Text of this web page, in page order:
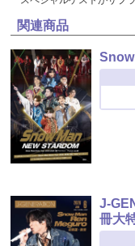
関連商品
Snow
J-
冊大